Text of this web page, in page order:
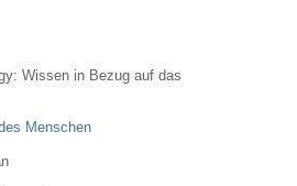
Wissen in Bezug auf das
Menschen